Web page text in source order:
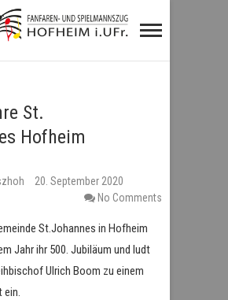
und
St.
Hofheim
20. September 2020
No Comments
St.Johannes in Hofheim
Jahr ihr 500. Jubiläum und ludt
Ulrich Boom zu einem
ein.